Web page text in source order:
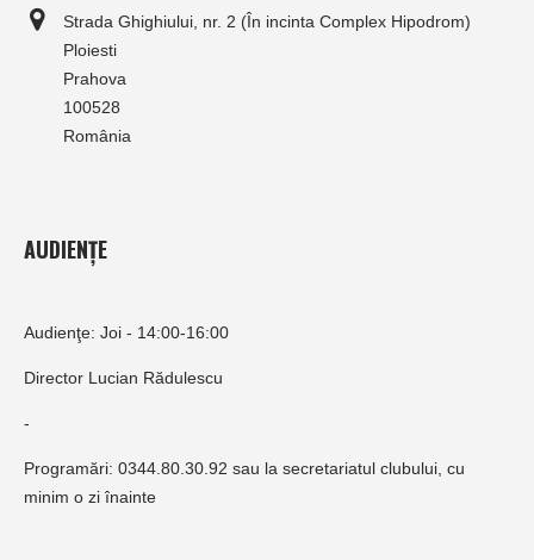
Strada Ghighiului, nr. 2 (În incinta Complex Hipodrom)
Ploiesti
Prahova
100528
România
AUDIENȚE
Audienţe: Joi - 14:00-16:00
Director Lucian Rădulescu
-
Programări: 0344.80.30.92 sau la secretariatul clubului, cu
minim o zi înainte